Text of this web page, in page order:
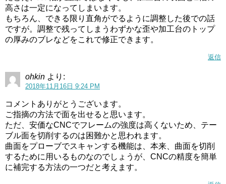
高さは一定になってしまいます。
もちろん、できる限り直角がでるように調整した後での話
ですが。調整で残ってしまうわずかな歪や加工台のトップ
の厚みのブレなどをこれで修正できます。
返信
ohkin より:
2018年11月16日 9:24 PM
コメントありがとうございます。
ご指摘の方法で面を出せると思います。
ただ、安価なCNCでフレームの強度は高くないため、テー
ブル面を切削するのは困難かと思われます。
曲面をプローブでスキャンする機能は、本来、曲面を切削
するために用いるものなのでしょうが、CNCの精度を簡単
に補完する方法の一つだと考えます。